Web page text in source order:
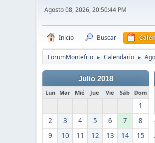
Agosto 08, 2026, 20:50:44 PM
Inicio Buscar
ForumMontefrio ► Calendario ►
Julio 2018
Lun Mar Mié Jue Vie Sáb Dom
1
2
3 4 5 6 7
8
9
10 11 12 13 14
15